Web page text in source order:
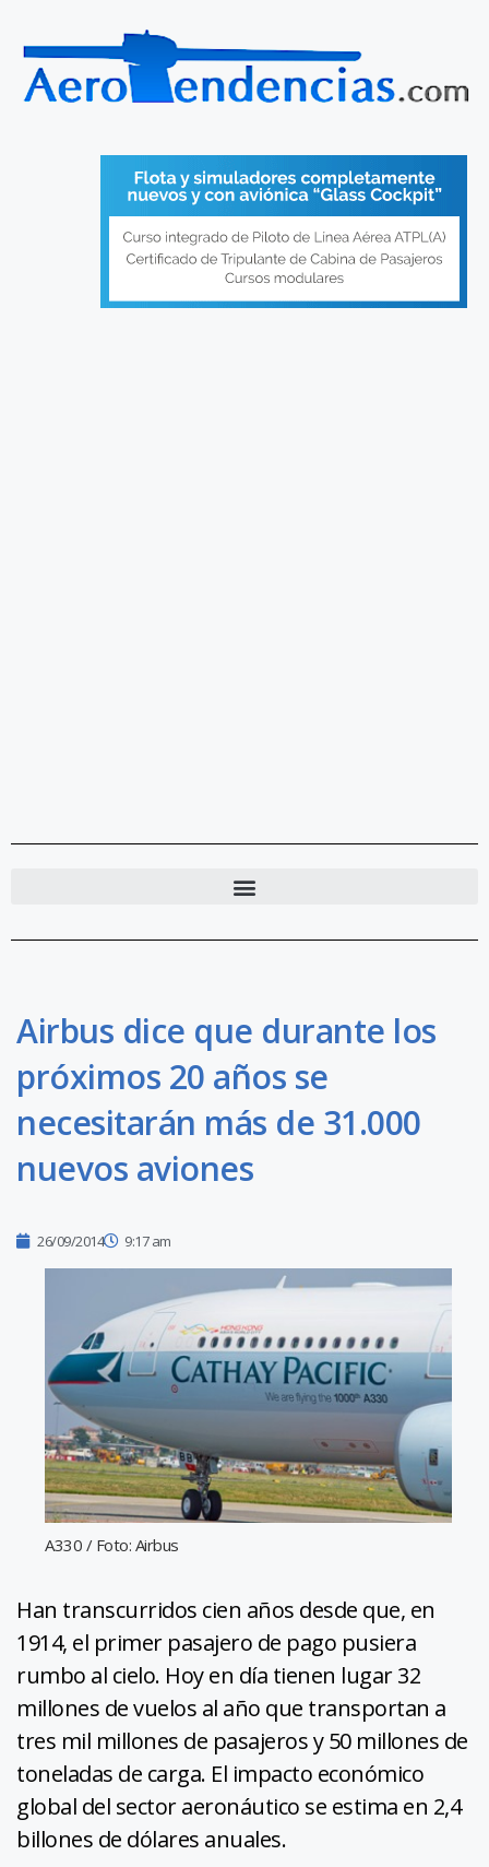
Airbus dice que durante los
próximos 20 años se
necesitarán más de 31.000
nuevos aviones
26/09/2014 9:17 am
A330 / Foto: Airbus
Han transcurridos cien años desde que, en
1914, el primer pasajero de pago pusiera
rumbo al cielo. Hoy en día tienen lugar 32
millones de vuelos al año que transportan a
tres mil millones de pasajeros y 50 millones de
toneladas de carga. El impacto económico
global del sector aeronáutico se estima en 2,4
billones de dólares anuales.